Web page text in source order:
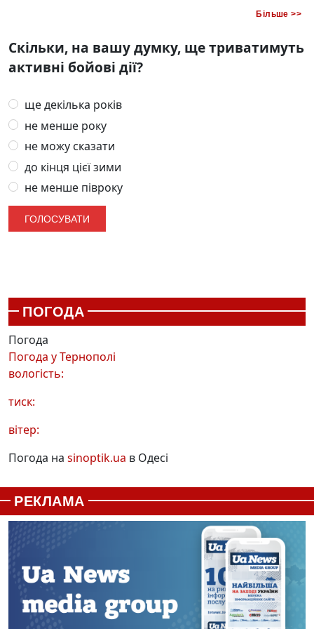
Більше >>
Скільки, на вашу думку, ще триватимуть
активні бойові дії?
ще декілька років
не менше року
не можу сказати
до кінця цієї зими
не менше півроку
ПОГОДА
Погода
Погода уТернополі
вологість:
тиск:
вітер:
Погода на sinoptik.ua в Одесі
РЕКЛАМА